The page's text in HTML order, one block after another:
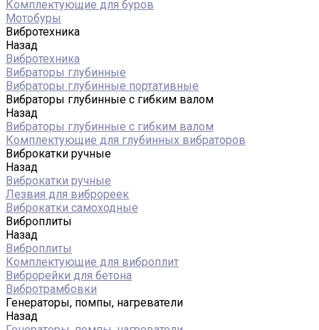
Комплектующие для буров
Мотобуры
Вибротехника
Назад
Вибротехника
Вибраторы глубинные
Вибраторы глубинные портативные
Вибраторы глубинные с гибким валом
Назад
Вибраторы глубинные с гибким валом
Комплектующие для глубинных вибраторов
Виброкатки ручные
Назад
Виброкатки ручные
Лезвия для виброреек
Виброкатки самоходные
Виброплиты
Назад
Виброплиты
Комплектующие для виброплит
Виброрейки для бетона
Вибротрамбовки
Генераторы, помпы, нагреватели
Назад